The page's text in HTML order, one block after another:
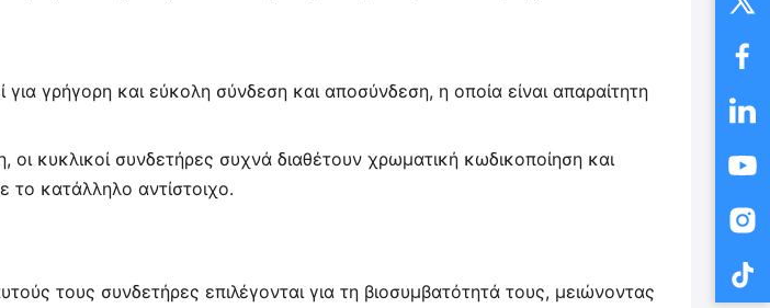
για γρήγορη και εύκολη σύνδεση και αποσύνδεση, η οποία είναι απαραίτητη
οι κυκλικοί συνδετήρες συχνά διαθέτουν χρωματική κωδικοποίηση και
το κατάλληλο αντίστοιχο.
τους συνδετήρες επιλέγονται για τη βιοσυμβατότητά τους, μειώνοντας